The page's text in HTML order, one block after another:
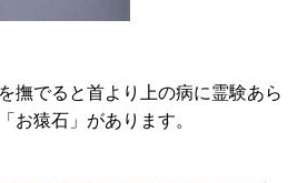
撫でると首より上の病に霊験あら
お猿石」があります。